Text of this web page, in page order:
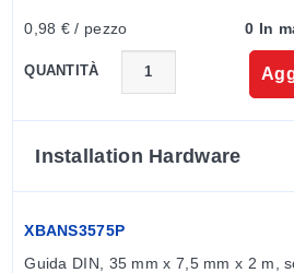
0,98 € / pezzo 0 In
QUANTITÀ
Installation Hardware
XBANS3575P
Guida DIN, 35 mm x 7,5 mm x 2 m,